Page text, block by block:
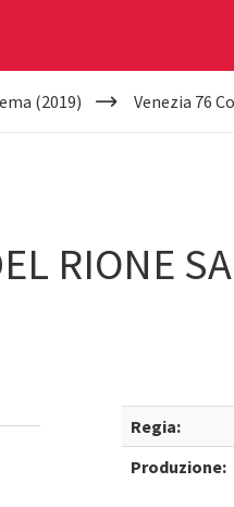
(2019) Venezia 76
RIONE
Regia:
Produzione: